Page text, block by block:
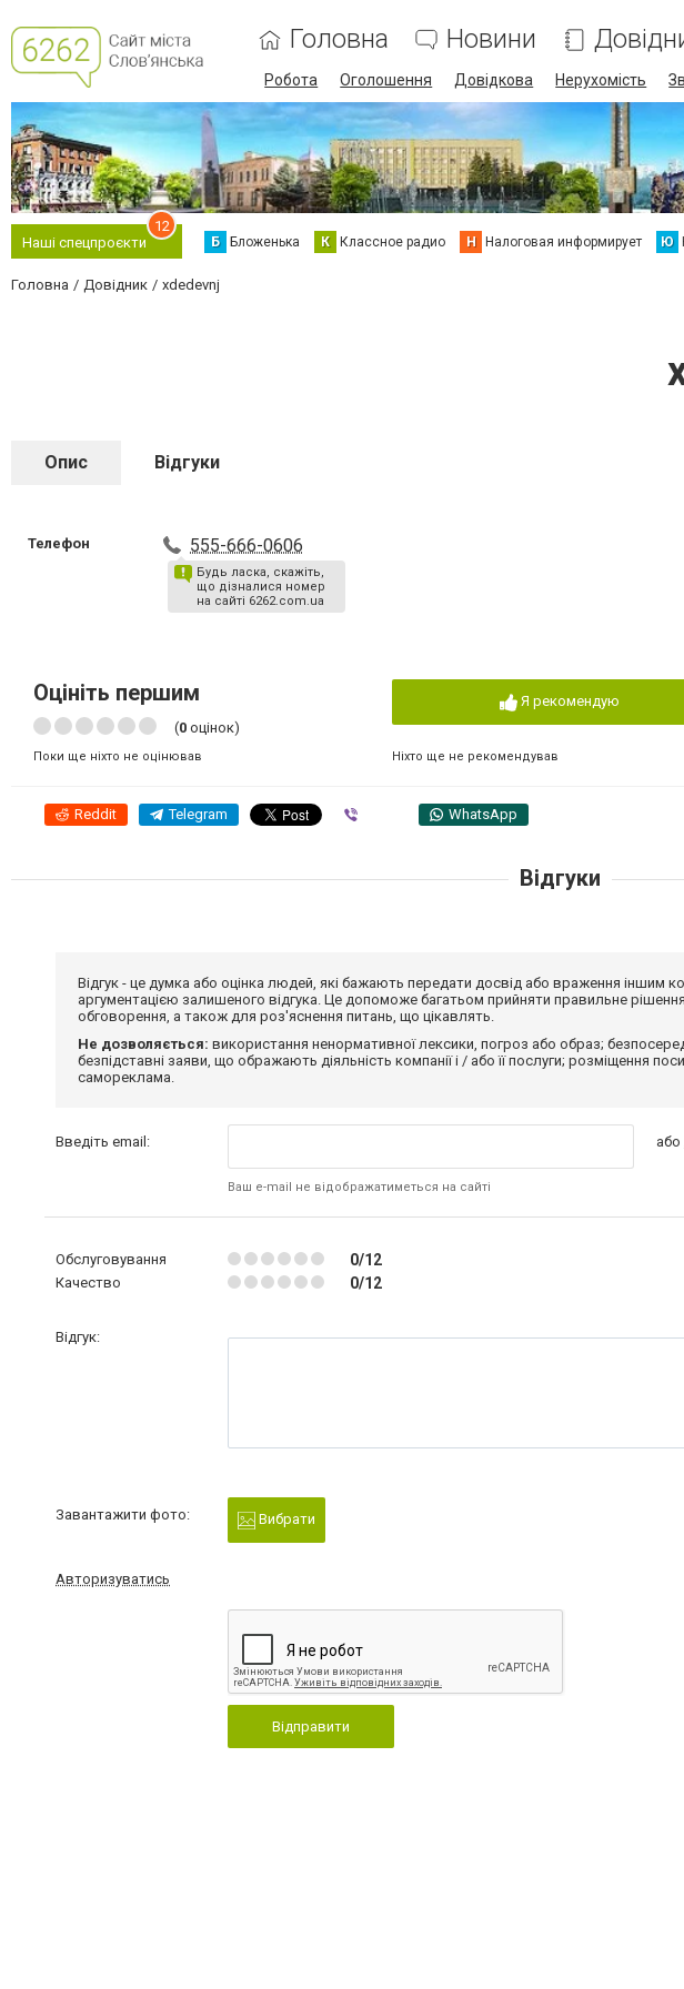
Головна Новини
Робота Оголошення Довідкова Нерухомість
Наші спецпроєкти
12
Б Бложенька К Классное радио Н Налоговая информирует Ю
Головна Довідник xdedevnj
Опис Відгуки
Телефон 555-666-0606
Будь ласка, скажіть,
що дізналися номер
на сайті 6262.com.ua
Оцініть першим
(0 оцінок)
Поки ще ніхто не оцінював
Я рекомендую
Ніхто ще не рекомендував
Reddit Telegram WhatsApp
Відгуки
Відгук - це думка або оцінка людей, які бажають передати досвід або враження іншим
аргументацією залишеного відгука. Це допоможе багатьом прийняти правильне
обговорення, а також для роз'яснення питань, що цікавлять.
Не дозволяється: використання ненормативної лексики, погроз або образ;
безпідставні заяви, що ображають діяльність компанії і / або її послуги; розміщення
самореклама.
Введіть email:
Ваш e-mail не відображатиметься на сайті
або
Обслуговування 0/12
Качество 0/12
Відгук:
Завантажити фото: Вибрати
Авторизуватись
Відправити